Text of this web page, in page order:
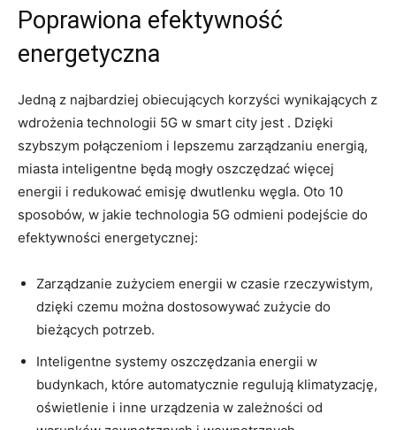
Poprawiona efektywność
energetyczna
Jedną z najbardziej obiecujących korzyści wynikających z
wdrożenia ‍technologii 5G ​w smart city jest⁢ . Dzięki
szybszym połączeniom i lepszemu zarządzaniu energią,
miasta inteligentne będą mogły ‌oszczędzać więcej
energii i redukować emisję dwutlenku węgla. ‍Oto 10
sposobów, w jakie technologia 5G odmieni podejście do
efektywności energetycznej:
Zarządzanie zużyciem ‌energii⁤ w czasie rzeczywistym,
dzięki czemu można dostosowywać zużycie do
bieżących potrzeb.
Inteligentne systemy oszczędzania energii w
budynkach, ⁤które ‍automatycznie regulują klimatyzację,
oświetlenie i inne ⁢urządzenia‌ w zależności od⁣